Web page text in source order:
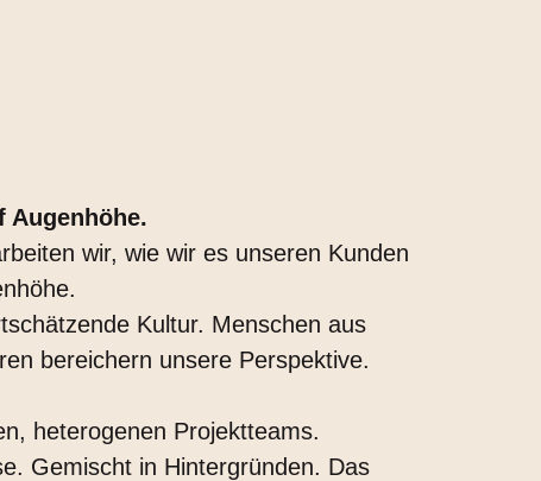
Augenhöhe.
wir, wie wir es unseren Kunden
Kultur. Menschen aus
bereichern unsere Perspektive.
heterogenen Projektteams.
Gemischt in Hintergründen. Das